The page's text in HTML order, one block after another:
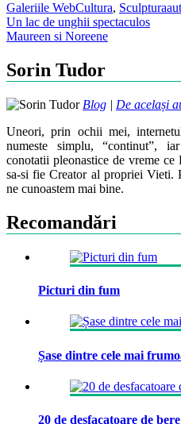
Galeriile WebCultura, Sculptura
Post
navigation
Un lac de unghii spectaculos
Maureen si Noreene
Sorin Tudor
Blog | De același
Uneori, prin ochii mei,
numeste simplu, “continut”,
conotatii pleonastice de vreme
sa-si fie Creator al propriei Vieti.
ne cunoastem mai bine.
Recomandări
Picturi din fum
Șase dintre cele mai
20 de desfacatoare de